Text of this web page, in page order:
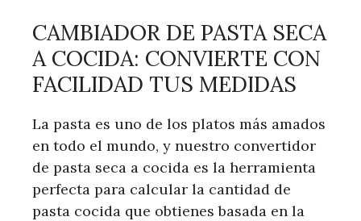
CAMBIADOR DE PASTA SECA
A COCIDA: CONVIERTE CON
FACILIDAD TUS MEDIDAS
La pasta es uno de los platos más amados
en todo el mundo, y nuestro convertidor
de pasta seca a cocida es la herramienta
perfecta para calcular la cantidad de
pasta cocida que obtienes basada en la